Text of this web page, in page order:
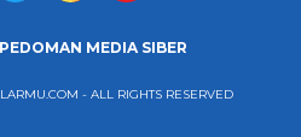
PEDOMAN MEDIA SIBER
- ALL RIGHTS RESERVED